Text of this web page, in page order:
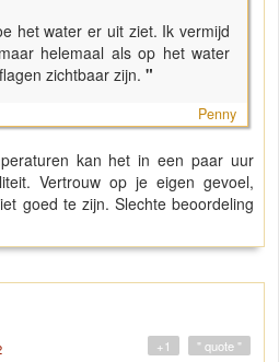
het water er uit ziet. Ik vermijd
helemaal als op het water
zichtbaar zijn. "
Penny
kan het in een paar uur
Vertrouw op je eigen gevoel,
goed te zijn. Slechte beoordeling
" quote "
+1